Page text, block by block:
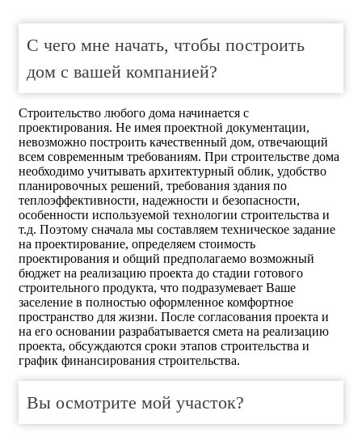
С чего мне начать, чтобы построить
дом с вашей компанией?
Строительство любого дома начинается с
проектирования. Не имея проектной документации,
невозможно построить качественный дом, отвечающий
всем современным требованиям. При строительстве дома
необходимо учитывать архитектурный облик, удобство
планировочных решений, требования здания по
теплоэффективности, надежности и безопасности,
особенности используемой технологии строительства и
т.д. Поэтому сначала мы составляем техническое задание
на проектирование, определяем стоимость
проектирования и общий предполагаемо возможный
бюджет на реализацию проекта до стадии готового
строительного продукта, что подразумевает Ваше
заселение в полностью оформленное комфортное
пространство для жизни. После согласования проекта и
на его основании разрабатывается смета на реализацию
проекта, обсуждаются сроки этапов строительства и
график финансирования строительства.
Вы осмотрите мой участок?